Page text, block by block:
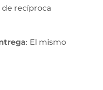
recíproca
: El mismo